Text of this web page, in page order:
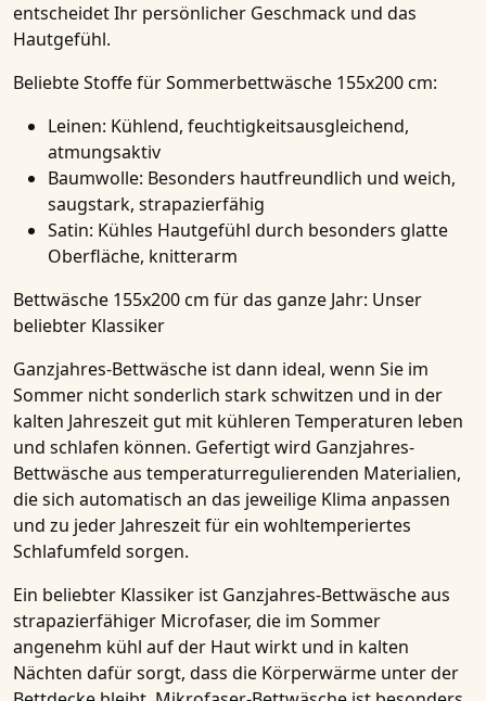
entscheidet Ihr persönlicher Geschmack und das
Hautgefühl.
Beliebte Stoffe für Sommerbettwäsche 155x200 cm:
Leinen: Kühlend, feuchtigkeitsausgleichend,
atmungsaktiv
Baumwolle: Besonders hautfreundlich und weich,
saugstark, strapazierfähig
Satin: Kühles Hautgefühl durch besonders glatte
Oberfläche, knitterarm
Bettwäsche 155x200 cm für das ganze Jahr: Unser
beliebter Klassiker
Ganzjahres-Bettwäsche ist dann ideal, wenn Sie im
Sommer nicht sonderlich stark schwitzen und in der
kalten Jahreszeit gut mit kühleren Temperaturen leben
und schlafen können. Gefertigt wird Ganzjahres-
Bettwäsche aus temperaturregulierenden Materialien,
die sich automatisch an das jeweilige Klima anpassen
und zu jeder Jahreszeit für ein wohltemperiertes
Schlafumfeld sorgen.
Ein beliebter Klassiker ist Ganzjahres-Bettwäsche aus
strapazierfähiger Microfaser, die im Sommer
angenehm kühl auf der Haut wirkt und in kalten
Nächten dafür sorgt, dass die Körperwärme unter der